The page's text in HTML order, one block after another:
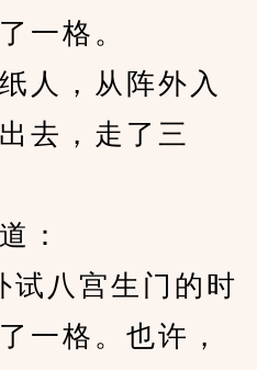
一格。
，从阵外入
去，走了三
：
八宫生门的时
一格。也许，